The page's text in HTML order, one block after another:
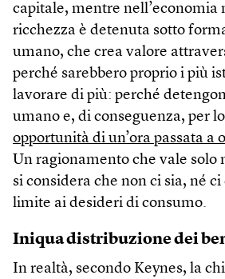
capitale, mentre nell’economia
ricchezza è detenuta sotto
umano, che crea valore
perché sarebbero proprio i più
lavorare di più: perché
umano e, di conseguenza, per
opportunità di un’ora passata a
Un ragionamento che vale solo
si considera che non ci sia, né
limite ai desideri di consumo.
Iniqua distribuzione dei
In realtà, secondo Keynes, la